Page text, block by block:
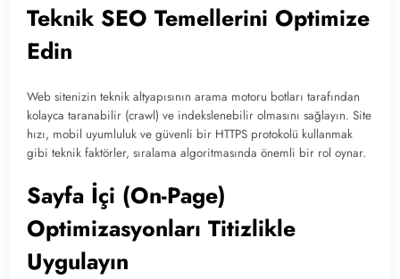
Teknik SEO Temellerini Optimize
Edin
Web sitenizin teknik altyapısının arama motoru botları tarafından
kolayca taranabilir (crawl) ve indekslenebilir olmasını sağlayın. Site
hızı, mobil uyumluluk ve güvenli bir HTTPS protokolü kullanmak
gibi teknik faktörler, sıralama algoritmasında önemli bir rol oynar.
Sayfa İçi (On-Page)
Optimizasyonları Titizlikle
Uygulayın